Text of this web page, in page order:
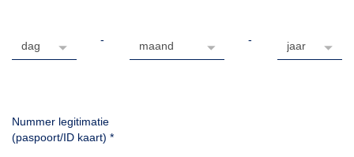
- -
Nummer legitimatie
(paspoort/ID kaart) *